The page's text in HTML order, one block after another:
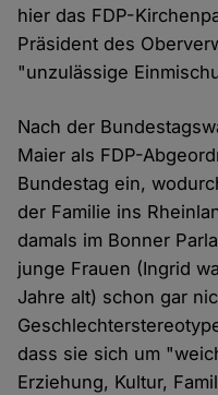
hier das FDP-
Präsident des
"unzulässige
Nach der
Maier als FDP-
Bundestag ein,
der Familie ins
damals im Bonner
junge Frauen (Ingrid
Jahre alt) schon gar
dass sie sich um
Erziehung, Kultur,